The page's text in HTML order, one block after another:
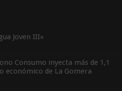
Joven III»
Consumo inyecta más de 1,1
económico de La Gomera